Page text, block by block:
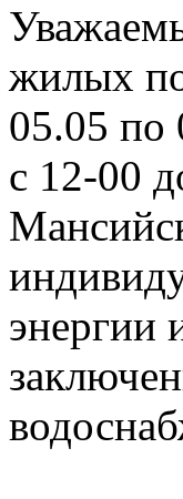
жилых
05.05 по
с 12-00
энергии